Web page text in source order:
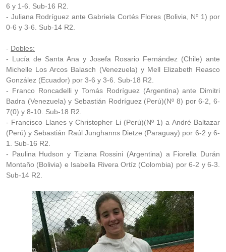
6 y 1-6. Sub-16 R2.
- Juliana Rodríguez ante Gabriela Cortés Flores (Bolivia, Nº 1) por
0-6 y 3-6. Sub-14 R2.
- Dobles:
- Lucía de Santa Ana y Josefa Rosario Fernández (Chile) ante
Michelle Los Arcos Balasch (Venezuela) y Mell Elizabeth Reasco
González (Ecuador) por 3-6 y 3-6. Sub-18 R2.
- Franco Roncadelli y Tomás Rodríguez (Argentina) ante Dimitri
Badra (Venezuela) y Sebastián Rodríguez (Perú)(Nº 8) por 6-2, 6-
7(0) y 8-10. Sub-18 R2.
- Francisco Llanes y Christopher Li (Perú)(Nº 1) a André Baltazar
(Perú) y Sebastián Raúl Junghanns Dietze (Paraguay) por 6-2 y 6-
1. Sub-16 R2.
- Paulina Hudson y Tiziana Rossini (Argentina) a Fiorella Durán
Montaño (Bolivia) e Isabella Rivera Ortíz (Colombia) por 6-2 y 6-3.
Sub-14 R2.